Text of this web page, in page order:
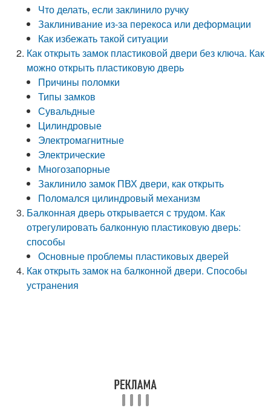
Что делать, если заклинило ручку
Заклинивание из-за перекоса или деформации
Как избежать такой ситуации
Как открыть замок пластиковой двери без ключа. Как
можно открыть пластиковую дверь
Причины поломки
Типы замков
Сувальдные
Цилиндровые
Электромагнитные
Электрические
Многозапорные
Заклинило замок ПВХ двери, как открыть
Поломался цилиндровый механизм
Балконная дверь открывается с трудом. Как
отрегулировать балконную пластиковую дверь:
способы
Основные проблемы пластиковых дверей
Как открыть замок на балконной двери. Способы
устранения